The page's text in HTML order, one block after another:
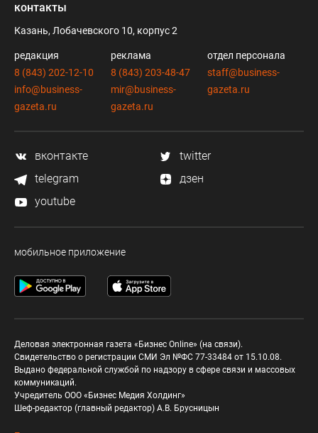
контакты
Казань, Лобачевского 10, корпус 2
редакция
8 (843) 202-12-10
info@business-
gazeta.ru
реклама
8 (843) 203-48-47
mir@business-
gazeta.ru
отдел персонала
staff@business-
gazeta.ru
вконтакте
twitter
telegram
дзен
youtube
мобильное приложение
Деловая электронная газета «Бизнес Online» (на связи).
Свидетельство о регистрации СМИ Эл №ФС 77-33484 от 15.10.08.
Выдано федеральной службой по надзору в сфере связи и массовых
коммуникаций.
Учредитель ООО «Бизнес Медия Холдинг»
Шеф-редактор (главный редактор) А.В. Брусницын